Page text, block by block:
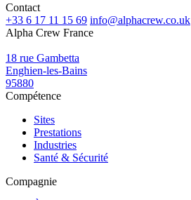
Contact
+33 6 17 11 15 69 info@alphacrew.co.uk
Alpha Crew France
18 rue Gambetta
Enghien-les-Bains
95880
Compétence
Sites
Prestations
Industries
Santé & Sécurité
Compagnie